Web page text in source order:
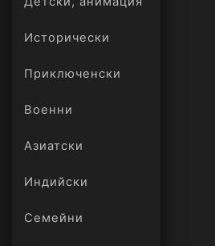
Исторически
Приключенски
Военни
Азиатски
Индийски
Семейни